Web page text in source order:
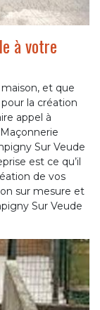
à votre
et que
la création
appel à
Sur Veude
est ce qu’il
de vos
sur mesure et
Sur Veude